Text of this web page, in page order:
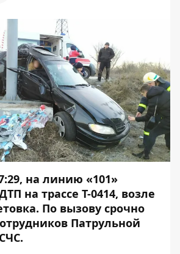
на линию «101»
на трассе Т-0414, возле
По вызову срочно
Патрульной